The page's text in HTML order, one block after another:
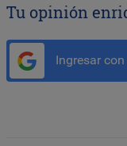
Tu opinión
Ingresar